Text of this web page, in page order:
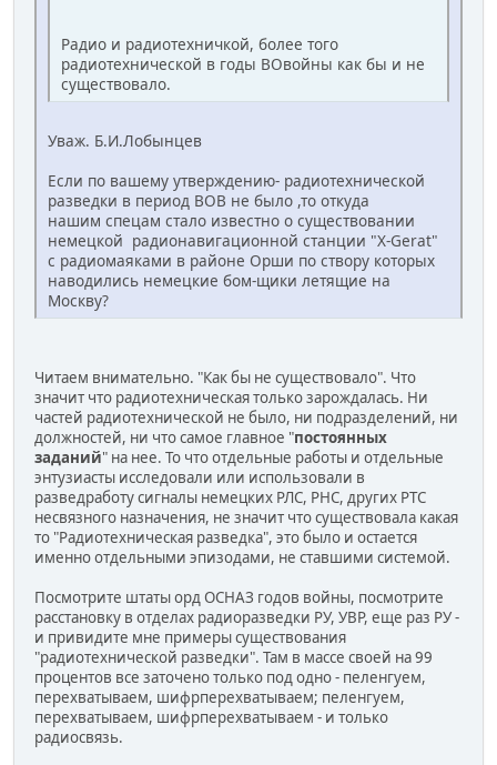
Радио и радиотехничкой, более того
радиотехнической в годы ВОвойны как бы и не
существовало.
Уваж. Б.И.Лобынцев
Если по вашему утверждению- радиотехнической
разведки в период ВОВ не было ,то откуда
нашим спецам стало известно о существовании
немецкой радионавигационной станции "X-Gerat"
с радиомаяками в районе Орши по створу которых
наводились немецкие бом-щики летящие на
Москву?
Читаем внимательно. "Как бы не существовало". Что
значит что радиотехническая только зарождалась. Ни
частей радиотехнической не было, ни подразделений, ни
должностей, ни что самое главное "постоянных
заданий" на нее. То что отдельные работы и отдельные
энтузиасты исследовали или использовали в
разведработу сигналы немецких РЛС, РНС, других РТС
несвязного назначения, не значит что существовала какая
то "Радиотехническая разведка", это было и остается
именно отдельными эпизодами, не ставшими системой.
Посмотрите штаты орд ОСНАЗ годов войны, посмотрите
расстановку в отделах радиоразведки РУ, УВР, еще раз РУ -
и привидите мне примеры существования
"радиотехнической разведки". Там в массе своей на 99
процентов все заточено только под одно - пеленгуем,
перехватываем, шифрперехватываем; пеленгуем,
перехватываем, шифрперехватываем - и только
радиосвязь.